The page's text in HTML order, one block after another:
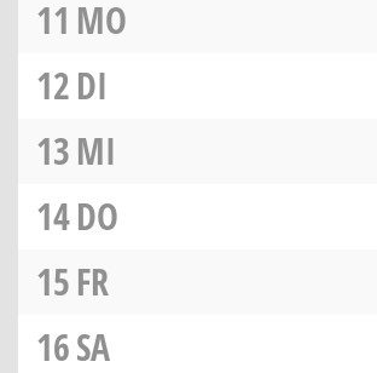
11 MO
12DI
13MI
14DO
15FR
16SA